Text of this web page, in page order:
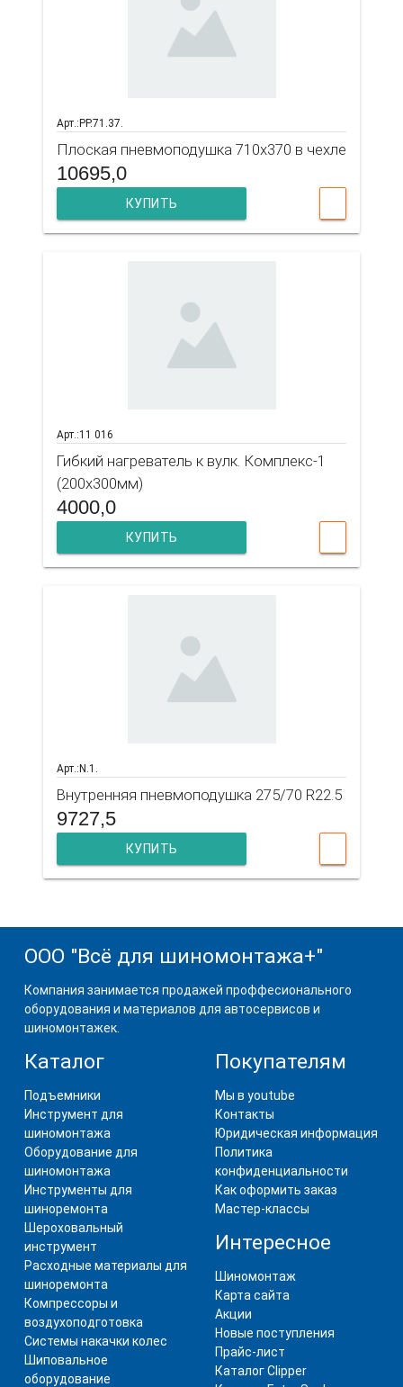
Арт.:PP.71.37.
Плоская пневмоподушка 710х370 в чехле
10695,0
КУПИТЬ
Арт.:11 016
Гибкий нагреватель к вулк. Комплекс-1
(200х300мм)
4000,0
КУПИТЬ
Арт.:N.1.
Внутренняя пневмоподушка 275/70 R22.5
9727,5
КУПИТЬ
ООО "Всё для шиномонтажа+"
Компания занимается продажей проффесионального
оборудования и материалов для автосервисов и
шиномонтажек.
Каталог
Подъемники
Инструмент для
шиномонтажа
Оборудование для
шиномонтажа
Инструменты для
шиноремонта
Шероховальный
инструмент
Расходные материалы для
шиноремонта
Компрессоры и
воздухоподготовка
Системы накачки колес
Шиповальное
оборудование
Покупателям
Мы в youtube
Контакты
Юридическая информация
Политика
конфиденциальности
Как оформить заказ
Мастер-классы
Интересное
Шиномонтаж
Карта сайта
Акции
Новые поступления
Прайс-лист
Каталог Clipper